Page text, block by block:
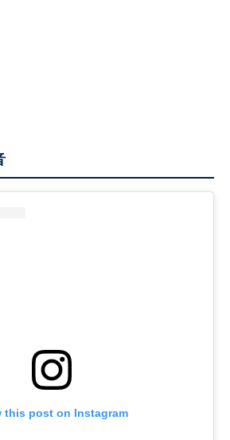
this post on Instagram